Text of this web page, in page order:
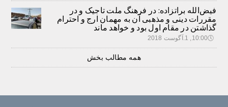
فیض‌الله براتزاده: در فرهنگ ملت تاجیک و در
مقررات دینی و مذهبی آن به مهمان ارج و احترام
گذاشتن در مقام اول بود و خواهد ماند
🕔10:00, 1.آگوست 2018
همه مطالب بخش